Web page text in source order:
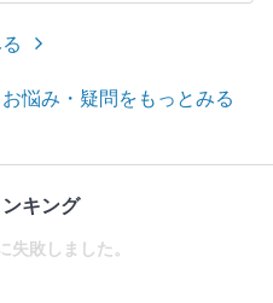
悩み・疑問をもっとみる
キング
失敗しました。